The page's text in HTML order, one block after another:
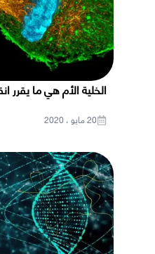
الخلية الأم هي ما يقرر
20 مايو ، 2020